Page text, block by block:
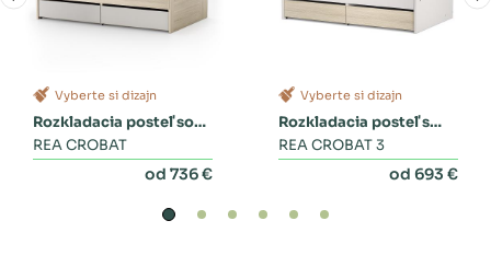
Vyberte si dizajn
Rozkladacia posteľ so
zásuvkami
REA CROBAT
od 736 €
Vyberte si dizajn
Rozkladacia posteľ s
dvoma zásuvkami a
REA CROBAT 3
od 693 €